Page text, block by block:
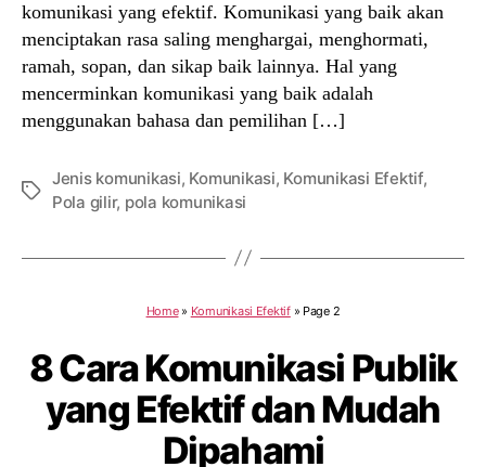
komunikasi yang efektif. Komunikasi yang baik akan
menciptakan rasa saling menghargai, menghormati,
ramah, sopan, dan sikap baik lainnya. Hal yang
mencerminkan komunikasi yang baik adalah
menggunakan bahasa dan pemilihan […]
Tags
Jenis komunikasi, Komunikasi, Komunikasi Efektif,
Pola gilir, pola komunikasi
Home» Komunikasi Efektif» Page 2
8 Cara Komunikasi Publik
yang Efektif dan Mudah
Dipahami